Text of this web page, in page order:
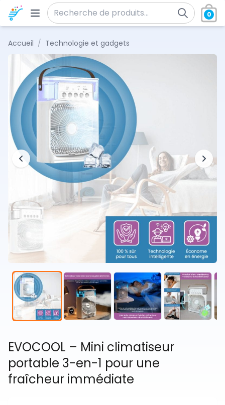
Aller au contenu
Recherche pour :
0
Accueil / Technologie et gadgets
EVOCOOL – Mini climatiseur
portable 3-en-1 pour une
fraîcheur immédiate